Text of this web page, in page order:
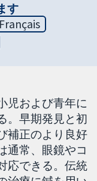
す
Français
児および青年に
。早期発見と初
補正のより良好
通常、眼鏡やコ
応できる。伝統